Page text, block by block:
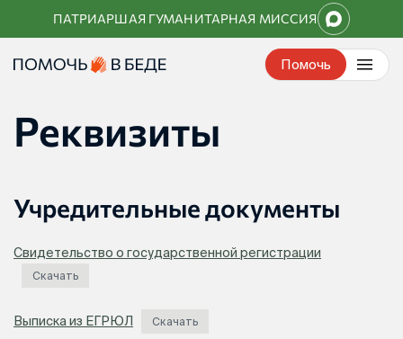
Перейти
к
контенту
ПАТРИАРШАЯ ГУМАНИТАРНАЯ МИССИЯ
Помочь
Реквизиты
Учредительные документы
Свидетельство о государственной регистрации
Скачать
Выписка из ЕГРЮЛ Скачать